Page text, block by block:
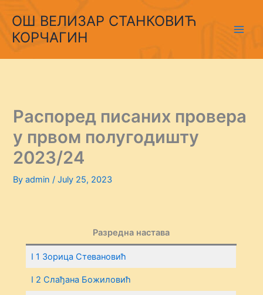
content
ОШ ВЕЛИЗАР СТАНКОВИЋ
КОРЧАГИН
Распоред писаних провера
у првом полугодишту
2023/24
Byadmin/July 25, 2023
Разредна настава
I 1 Зорица Стевановић
I 2 Слађана Божиловић